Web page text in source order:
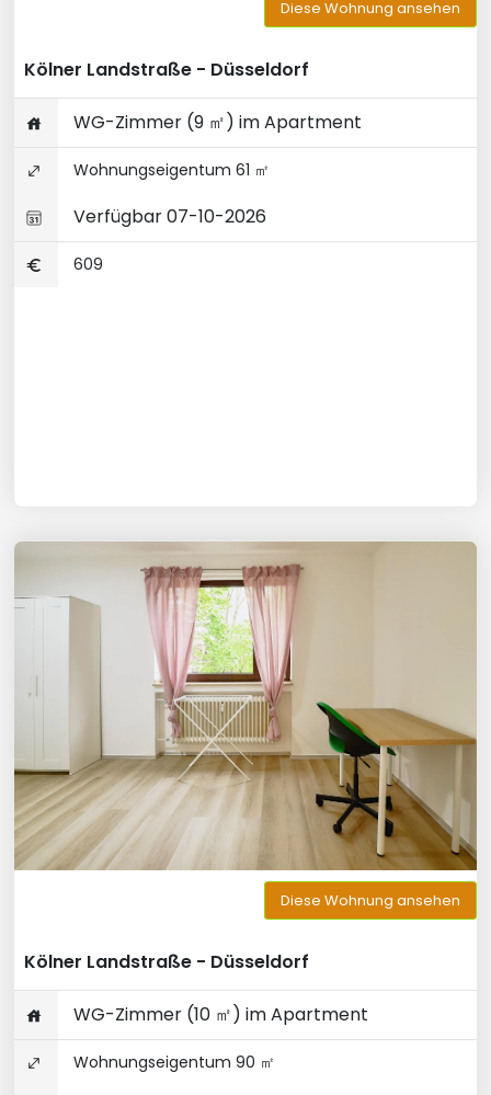
Diese Wohnung ansehen
Kölner Landstraße - Düsseldorf
WG-Zimmer (9 ㎡) im Apartment
Wohnungseigentum 61 ㎡
Verfügbar 07-10-2026
609
Diese Wohnung ansehen
Kölner Landstraße - Düsseldorf
WG-Zimmer (10 ㎡) im Apartment
Wohnungseigentum 90 ㎡